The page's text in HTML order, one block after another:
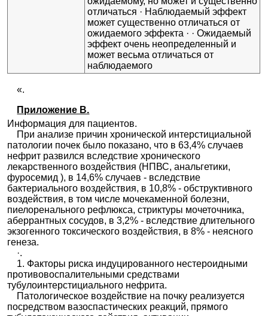
отличаться · Наблюдаемый эффект
может существенно отличаться от
ожидаемого эффекта · · Ожидаемый
эффект очень неопределенный и
может весьма отличаться от
наблюдаемого
«.
Приложение В.
Информация для пациентов.
При анализе причин хронической интерстициальной
патологии почек было показано, что в 63,4% случаев
нефрит развился вследствие хронического
лекарственного воздействия (НПВС, анальгетики,
фуросемид ), в 14,6% случаев - вследствие
бактериального воздействия, в 10,8% - обструктивного
воздействия, в том числе мочекаменной болезни,
пиелоренального рефлюкса, стриктуры мочеточника,
аберрантных сосудов, в 3,2% - вследствие длительного
экзогенного токсического воздействия, в 8% - неясного
генеза.
·.
1. Факторы риска индуцированного нестероидными
противовоспалительными средствами
тубулоинтерстициального нефрита.
Патологическое воздействие на почку реализуется
посредством вазоспастических реакций, прямого